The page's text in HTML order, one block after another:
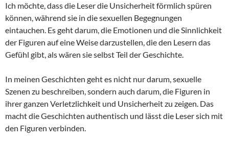
Ich möchte, dass die Leser die Unsicherheit förmlich spüren
können, während sie in die sexuellen Begegnungen
eintauchen. Es geht darum, die Emotionen und die Sinnlichkeit
der Figuren auf eine Weise darzustellen, die den Lesern das
Gefühl gibt, als wären sie selbst Teil der Geschichte.
In meinen Geschichten geht es nicht nur darum, sexuelle
Szenen zu beschreiben, sondern auch darum, die Figuren in
ihrer ganzen Verletzlichkeit und Unsicherheit zu zeigen. Das
macht die Geschichten authentisch und lässt die Leser sich mit
den Figuren verbinden.